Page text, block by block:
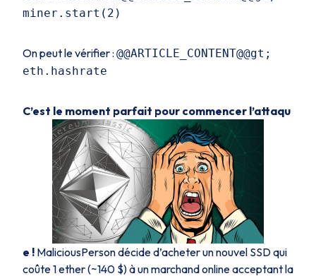
miner.start(2)
On peut le vérifier : @@ARTICLE_CONTENT@@gt;
eth.hashrate
C’est le moment parfait pour commencer l’attaqu
e ! MaliciousPersondécide d’acheter un nouvel SSD qui
coûte 1 ether (~140 $) à un marchand online acceptant la